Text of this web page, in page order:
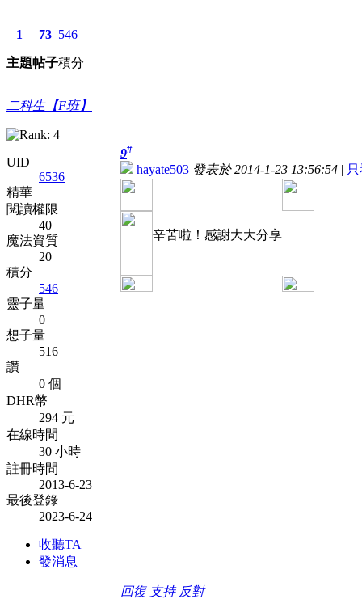
1
主題
73
帖子
546
積分
二科生【F班】
UID
6536
精華
閱讀權限
40
魔法資質
20
積分
546
靈子量
0
想子量
516
讚
0 個
DHR幣
294 元
在線時間
30 小時
註冊時間
2013-6-23
最後登錄
2023-6-24
收聽TA
發消息
9#
hayate503 發表於 2014-1-23 13:56:54 |
辛苦啦！感謝大大分享
回復 支持 反對